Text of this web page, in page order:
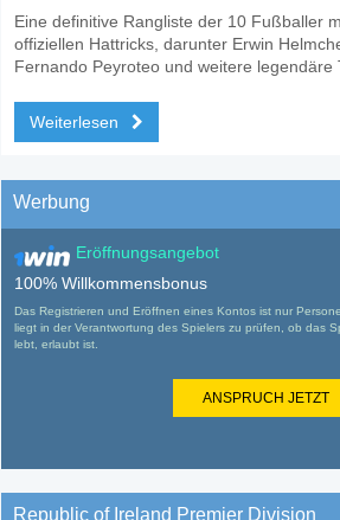
Eine definitive Rangliste der 10 Fußballer
offiziellen Hattricks, darunter Erwin
Fernando Peyroteo und weitere legendäre
Weiterlesen
Werbung
Eröffnungsangebot
100% Willkommensbonus
Das Registrieren und Eröffnen eines Kontos ist nur
liegt in der Verantwortung des Spielers zu prüfen, ob das
lebt, erlaubt ist.
ANSPRUCH JETZT
Republic of Ireland Premier Division